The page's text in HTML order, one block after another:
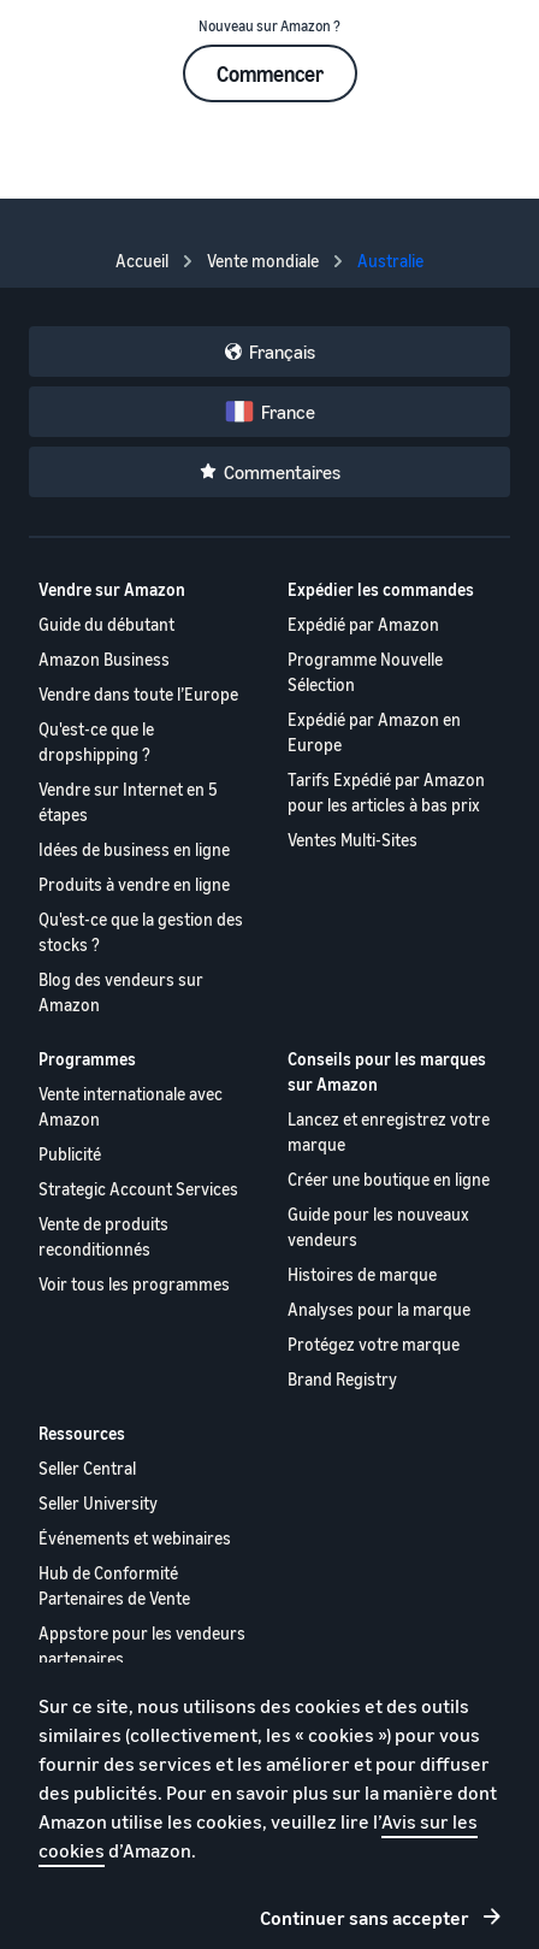
Nouveau sur Amazon ?
Commencer
Accueil Vente mondiale Australie
Français
France
Commentaires
Vendre sur Amazon
Guide du débutant
Amazon Business
Vendre dans toute l’Europe
Qu'est-ce que le
dropshipping ?
Vendre sur Internet en 5
étapes
Idées de business en ligne
Produits à vendre en ligne
Qu'est-ce que la gestion des
stocks ?
Blog des vendeurs sur
Amazon
Expédier les commandes
Expédié par Amazon
Programme Nouvelle
Sélection
Expédié par Amazon en
Europe
Tarifs Expédié par Amazon
pour les articles à bas prix
Ventes Multi-Sites
Programmes
Vente internationale avec
Amazon
Publicité
Strategic Account Services
Vente de produits
reconditionnés
Voir tous les programmes
Conseils pour les marques
sur Amazon
Lancez et enregistrez votre
marque
Créer une boutique en ligne
Guide pour les nouveaux
vendeurs
Histoires de marque
Analyses pour la marque
Protégez votre marque
Brand Registry
Ressources
Seller Central
Seller University
Événements et webinaires
Hub de Conformité
Partenaires de Vente
Appstore pour les vendeurs
partenaires
vendeurs partenaires
européens
Politique de confidentialité
Conditions générales
Sur ce site, nous utilisons des cookies et des outils
similaires (collectivement, les « cookies ») pour vous
fournir des services et les améliorer et pour diffuser
des publicités. Pour en savoir plus sur la manière dont
Amazon utilise les cookies, veuillez lire l’Avis sur les
cookies d’Amazon.
Continuer sans accepter